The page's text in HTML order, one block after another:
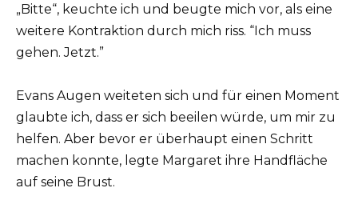
„Bitte“, keuchte ich und beugte mich vor, als eine
weitere Kontraktion durch mich riss. “Ich muss
gehen. Jetzt.”
Evans Augen weiteten sich und für einen Moment
glaubte ich, dass er sich beeilen würde, um mir zu
helfen. Aber bevor er überhaupt einen Schritt
machen konnte, legte Margaret ihre Handfläche
auf seine Brust.